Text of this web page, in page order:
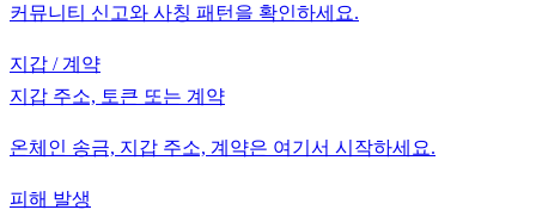
커뮤니티 신고와 사칭 패턴을 확인하세요.
지갑 / 계약
지갑 주소, 토큰 또는 계약
온체인 송금, 지갑 주소, 계약은 여기서 시작하세요.
피해 발생